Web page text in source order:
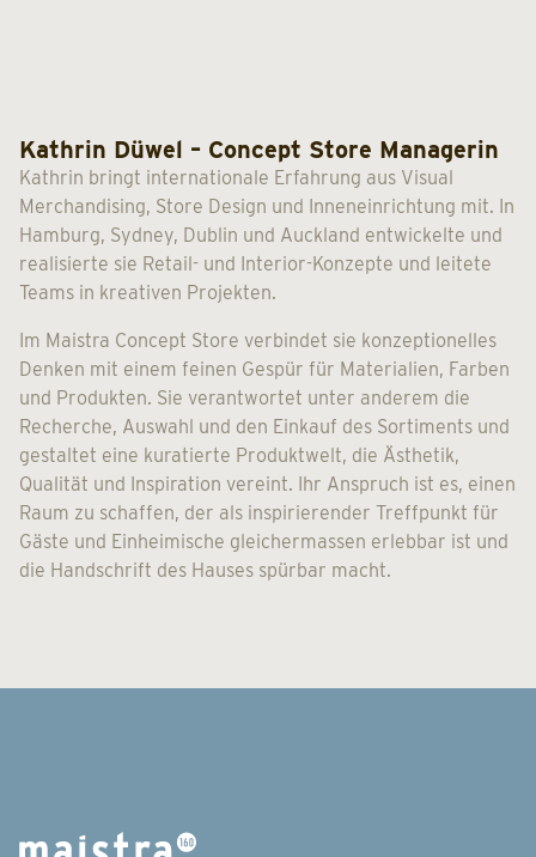
Kathrin Düwel – Concept Store Managerin
Kathrin bringt internationale Erfahrung aus Visual
Merchandising, Store Design und Inneneinrichtung mit. In
Hamburg, Sydney, Dublin und Auckland entwickelte und
realisierte sie Retail- und Interior-Konzepte und leitete
Teams in kreativen Projekten.
Im Maistra Concept Store verbindet sie konzeptionelles
Denken mit einem feinen Gespür für Materialien, Farben
und Produkten. Sie verantwortet unter anderem die
Recherche, Auswahl und den Einkauf des Sortiments und
gestaltet eine kuratierte Produktwelt, die Ästhetik,
Qualität und Inspiration vereint. Ihr Anspruch ist es, einen
Raum zu schaffen, der als inspirierender Treffpunkt für
Gäste und Einheimische gleichermassen erlebbar ist und
die Handschrift des Hauses spürbar macht.